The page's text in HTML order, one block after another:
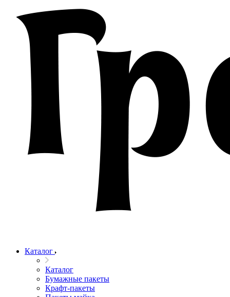
Каталог
Каталог
Бумажные пакеты
Крафт-пакеты